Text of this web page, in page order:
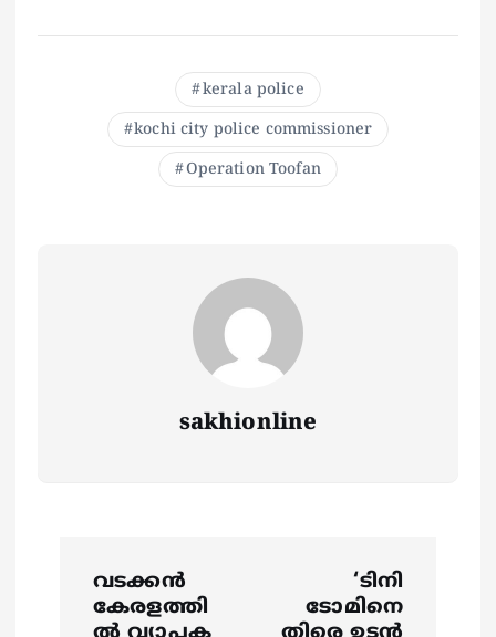
kerala police
kochi city police commissioner
Operation Toofan
sakhionline
വടക്കൻ
കേരളത്തി
‘ടിനി
ടോമിനെ